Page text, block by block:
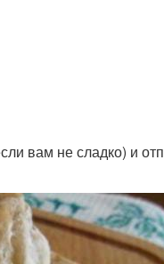
вам не сладко) и